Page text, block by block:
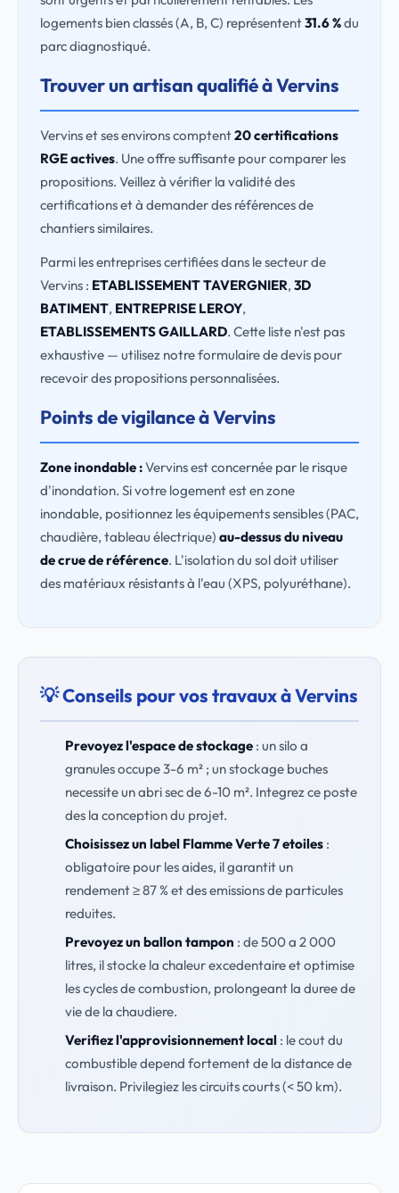
logements bien classés (A, B, C) représentent31.6 %du
parc diagnostiqué.
Trouver un artisan qualifié à Vervins
Vervins et ses environs comptent20 certifications
RGE actives. Une offre suffisante pour comparer les
propositions. Veillez à vérifier la validité des
certifications et à demander des références de
chantiers similaires.
Parmi les entreprises certifiées dans le secteur de
Vervins : ETABLISSEMENT TAVERGNIER, 3D
BATIMENT, ENTREPRISE LEROY,
ETABLISSEMENTS GAILLARD. Cette liste n'est pas
exhaustive — utilisez notre formulaire de devis pour
recevoir des propositions personnalisées.
Points de vigilance à Vervins
Zone inondable :Vervins est concernée par le risque
d'inondation. Si votre logement est en zone
inondable, positionnez les équipements sensibles (PAC,
chaudière, tableau électrique) au-dessus du niveau
de crue de référence. L'isolation du sol doit utiliser
des matériaux résistants à l'eau (XPS, polyuréthane).
💡 Conseils pour vos travaux à Vervins
Prevoyez l'espace de stockage: un silo a
granules occupe 3-6 m² ; un stockage buches
necessite un abri sec de 6-10 m². Integrez ce poste
des la conception du projet.
Choisissez un label Flamme Verte 7 etoiles:
obligatoire pour les aides, il garantit un
rendement ≥ 87 % et des emissions de particules
reduites.
Prevoyez un ballon tampon : de 500 a 2 000
litres, il stocke la chaleur excedentaire et optimise
les cycles de combustion, prolongeant la duree de
vie de la chaudiere.
Verifiez l'approvisionnement local: le cout du
combustible depend fortement de la distance de
livraison. Privilegiez les circuits courts (< 50 km).